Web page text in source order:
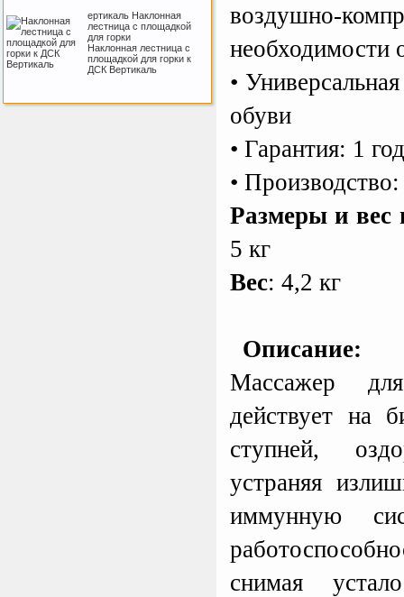
воздушно-
необходимости
•
обуви
• Гарантия: 1 год
•
Размеры и вес
5 кг
Вес: 4,2 кг
Описание:
Массажер
действует на
ступней,
устраняя
иммунную
снимая
Как заставить женщину
заниматся спортом?
ертикаль Наклонная
лестница с площадкой
для горки
Наклонная лестница с
площадкой для горки к
ДСК Вертикаль